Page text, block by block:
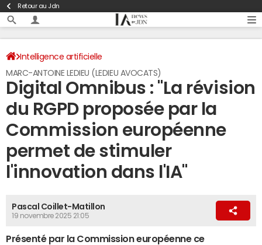
Retour au Jdn
Intelligence artificielle
MARC-ANTOINE LEDIEU (LEDIEU AVOCATS)
Digital Omnibus : "La révision
du RGPD proposée par la
Commission européenne
permet de stimuler
l'innovation dans l'IA"
Pascal Coillet-Matillon
19 novembre 2025 21:05
Présenté par la Commission européenne ce